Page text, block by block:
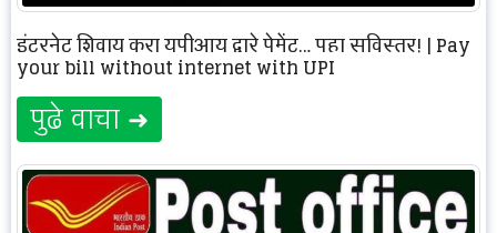
इंटरनेट शिवाय करा यूपीआय द्वारे पेमेंट… पहा सविस्तर! | Pay
your bill without internet with UPI
पुढे वाचा ➜